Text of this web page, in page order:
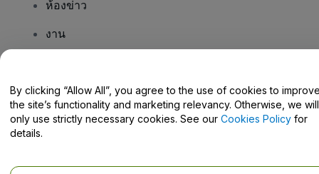
ห้องข่าว
งาน
Help Centre / Contact Us
By clicking “Allow All”, you agree to the use of cookies to
the site’s functionality and marketing relevancy. Otherwise, we will
only use strictly necessary cookies. See our Cookies Policy for
details.